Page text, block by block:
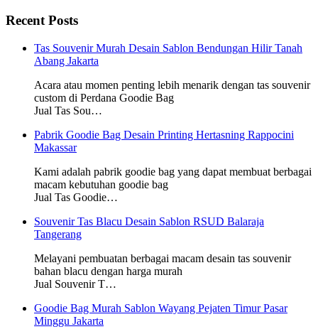
Recent Posts
Tas Souvenir Murah Desain Sablon Bendungan Hilir Tanah
Abang Jakarta
Acara atau momen penting lebih menarik dengan tas souvenir
custom di Perdana Goodie Bag
Jual Tas Sou…
Pabrik Goodie Bag Desain Printing Hertasning Rappocini
Makassar
Kami adalah pabrik goodie bag yang dapat membuat berbagai
macam kebutuhan goodie bag
Jual Tas Goodie…
Souvenir Tas Blacu Desain Sablon RSUD Balaraja
Tangerang
Melayani pembuatan berbagai macam desain tas souvenir
bahan blacu dengan harga murah
Jual Souvenir T…
Goodie Bag Murah Sablon Wayang Pejaten Timur Pasar
Minggu Jakarta